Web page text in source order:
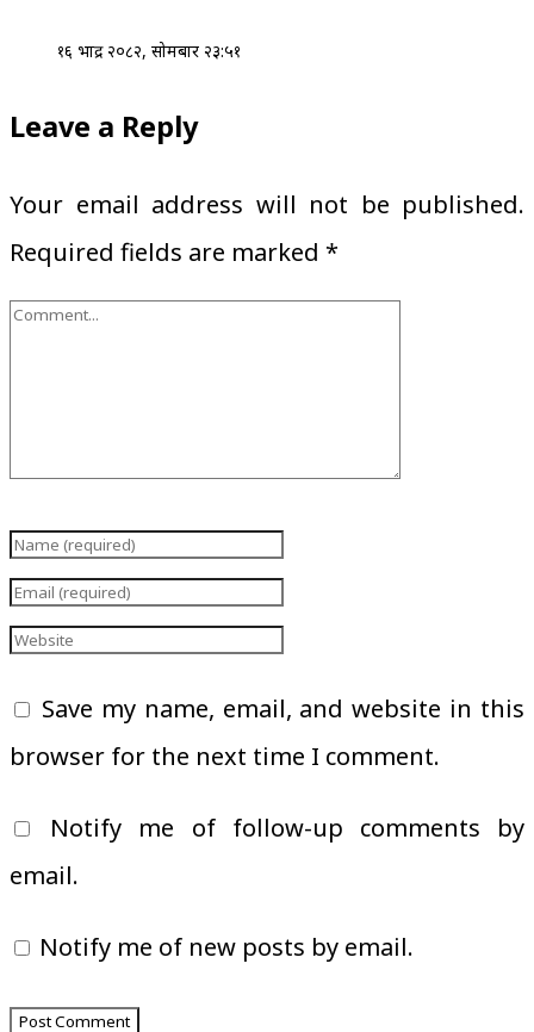
१६ भाद्र २०८२, सोमबार २३:५१
Leave a Reply
Your email address will not be published.
Required fields are marked *
Save my name, email, and website in this
browser for the next time I comment.
Notify me of follow-up comments by
email.
Notify me of new posts by email.